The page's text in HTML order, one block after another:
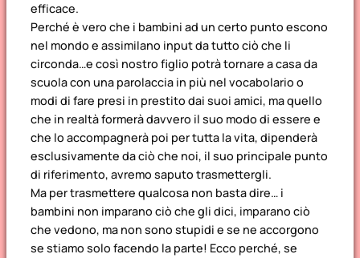
efficace.
Perché è vero che i bambini ad un certo punto escono
nel mondo e assimilano input da tutto ciò che li
circonda…e così nostro figlio potrà tornare a casa da
scuola con una parolaccia in più nel vocabolario o
modi di fare presi in prestito dai suoi amici, ma quello
che in realtà formerà davvero il suo modo di essere e
che lo accompagnerà poi per tutta la vita, dipenderà
esclusivamente da ciò che noi, il suo principale punto
di riferimento, avremo saputo trasmettergli.
Ma per trasmettere qualcosa non basta dire… i
bambini non imparano ciò che gli dici, imparano ciò
che vedono, ma non sono stupidi e se ne accorgono
se stiamo solo facendo la parte! Ecco perché, se